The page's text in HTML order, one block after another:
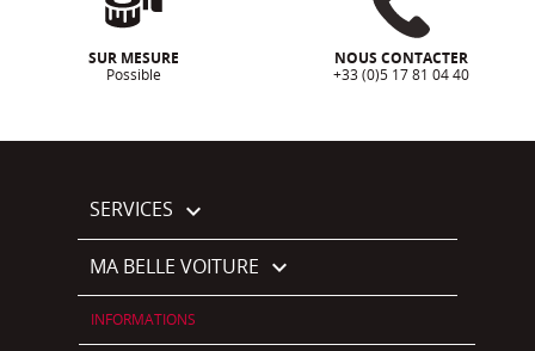
SUR MESURE
Possible
NOUS CONTACTER
+33 (0)5 17 81 04 40
SERVICES 
MA BELLE VOITURE 
INFORMATIONS